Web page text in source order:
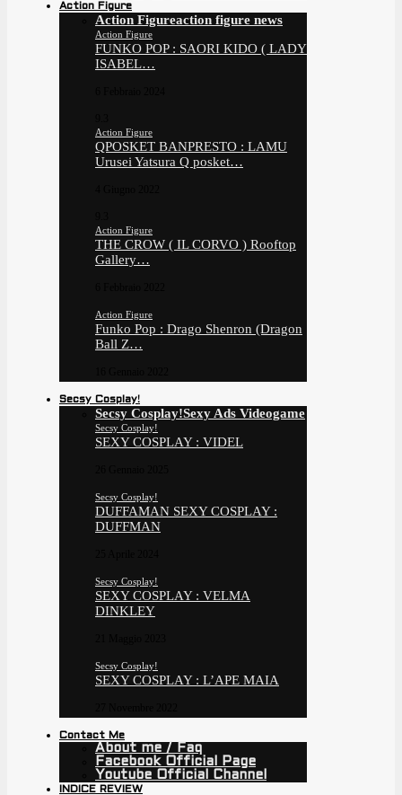
Action Figure
Action Figureaction figure news
Action Figure
FUNKO POP : SAORI KIDO ( LADY
ISABEL…
Action Figure
QPOSKET BANPRESTO : LAMU
Urusei Yatsura Q posket…
Action Figure
THE CROW ( IL CORVO ) Rooftop
Gallery…
Action Figure
Funko Pop : Drago Shenron (Dragon
Ball Z…
Secsy Cosplay!
Secsy Cosplay!Sexy Ads Videogame
Secsy Cosplay!
SEXY COSPLAY : VIDEL
Secsy Cosplay!
DUFFAMAN SEXY COSPLAY :
DUFFMAN
Secsy Cosplay!
SEXY COSPLAY : VELMA
DINKLEY
Secsy Cosplay!
SEXY COSPLAY : L’APE MAIA
Contact Me
About me / Faq
Facebook Official Page
Youtube Official Channel
INDICE REVIEW